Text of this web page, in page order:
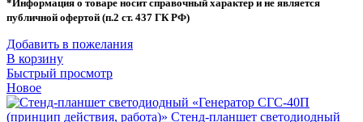
*Информация о товаре носит справочный характер и не является
публичной офертой (п.2 ст. 437 ГК РФ)
Добавить в пожелания
В корзину
Быстрый просмотр
Новое